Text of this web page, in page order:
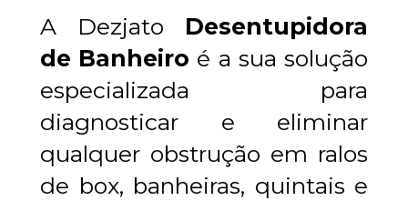
A Dezjato Desentupidora
de Banheiro é a sua solução
especializada para
diagnosticar e eliminar
qualquer obstrução em ralos
de box, banheiras, quintais e